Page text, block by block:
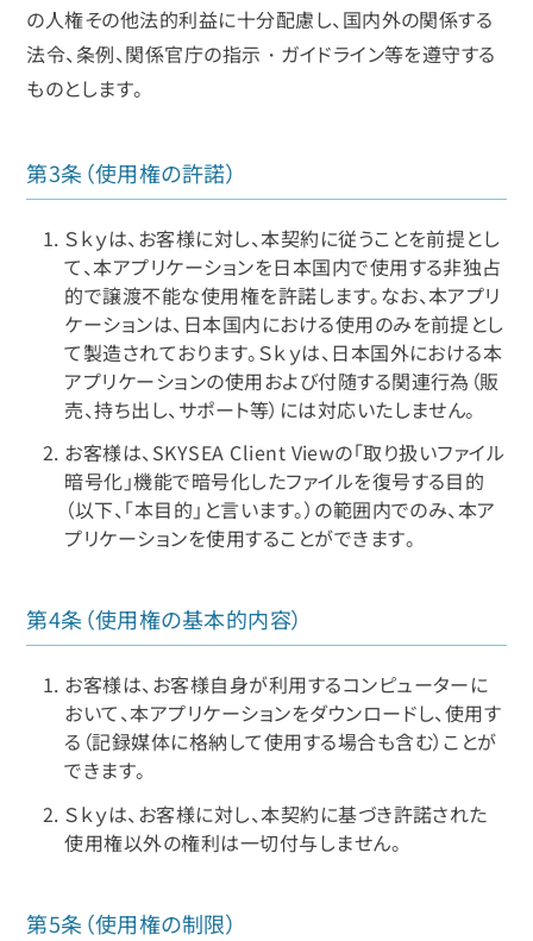
の人権その他法的利益に十分配慮し、国内外の関係する
法令、条例、関係官庁の指示・ガイドライン等を遵守する
ものとします。
第3条（使用権の許諾）
Ｓｋｙは、お客様に対し、本契約に従うことを前提とし
て、本アプリケーションを日本国内で使用する非独占
的で譲渡不能な使用権を許諾します。なお、本アプリ
ケーションは、日本国内における使用のみを前提とし
て製造されております。Ｓｋｙは、日本国外における本
アプリケーションの使用および付随する関連行為（販
売、持ち出し、サポート等）には対応いたしません。
お客様は、SKYSEA Client Viewの「取り扱いファイル
暗号化」機能で暗号化したファイルを復号する目的
（以下、「本目的」と言います。）の範囲内でのみ、本ア
プリケーションを使用することができます。
第4条（使用権の基本的内容）
お客様は、お客様自身が利用するコンピューターに
おいて、本アプリケーションをダウンロードし、使用す
る（記録媒体に格納して使用する場合も含む）ことが
できます。
Ｓｋｙは、お客様に対し、本契約に基づき許諾された
使用権以外の権利は一切付与しません。
第5条（使用権の制限）